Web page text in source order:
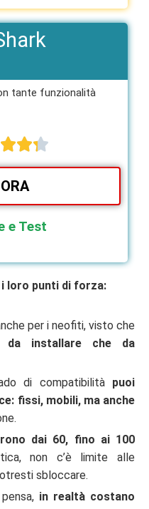
tante funzionalità​

e Test
i loro punti di forza:
per i neofiti, visto che
installare che da
di compatibilità puoi
fissi, mobili, ma anche
dai 60, fino ai 100
non c’è limite alle
sbloccare.
in realtà costano